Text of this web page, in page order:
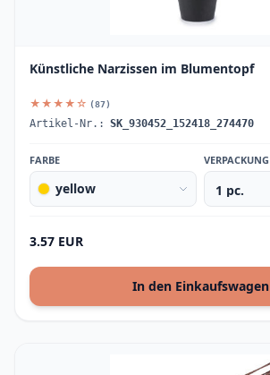
Künstliche Narzissen im Blumentopf
★★★★☆ (87)
Artikel-Nr.: SK_930452_152418_274470
FARBE
yellow
VERPACKUNG
3.57 EUR
In den Einkaufswagen